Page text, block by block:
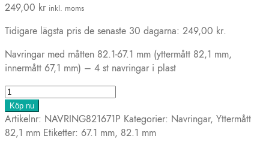
249,00 kr inkl. moms
Tidigare lägsta pris de senaste 30 dagarna: 249,00 kr.
Navringar med måtten 82.1-67.1 mm (yttermått 82,1 mm,
innermått 67,1 mm) – 4 st navringar i plast
4
Navringar
82,1-
Köp nu
Artikelnr: NAVRING821671P Kategorier: Navringar, Yttermått
82,1 mm Etiketter: 67.1 mm, 82.1 mm